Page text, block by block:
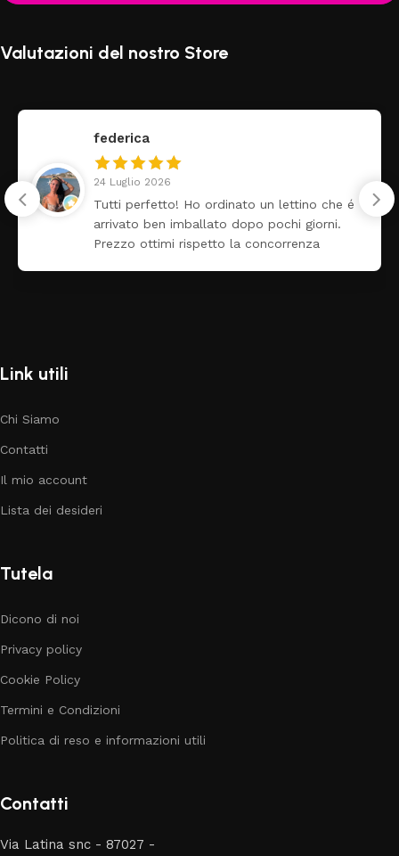
Valutazioni del nostro Store
federica
24 Luglio 2026
Tutti perfetto! Ho ordinato un lettino che é
arrivato ben imballato dopo pochi giorni.
Prezzo ottimi rispetto la concorrenza
Link utili
Chi Siamo
Contatti
Il mio account
Lista dei desideri
Tutela
Dicono di noi
Privacy policy
Cookie Policy
Termini e Condizioni
Politica di reso e informazioni utili
Contatti
Via Latina snc - 87027 -